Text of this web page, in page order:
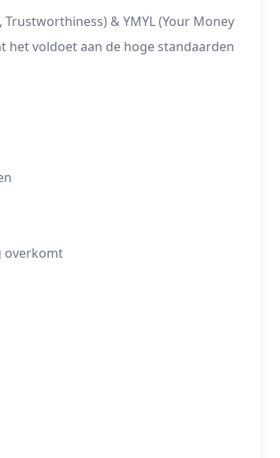
& YMYL (Your Money
het voldoet aan de hoge standaarden
overkomt